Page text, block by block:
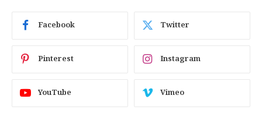
Facebook Twitter
Pinterest Instagram
YouTube Vimeo